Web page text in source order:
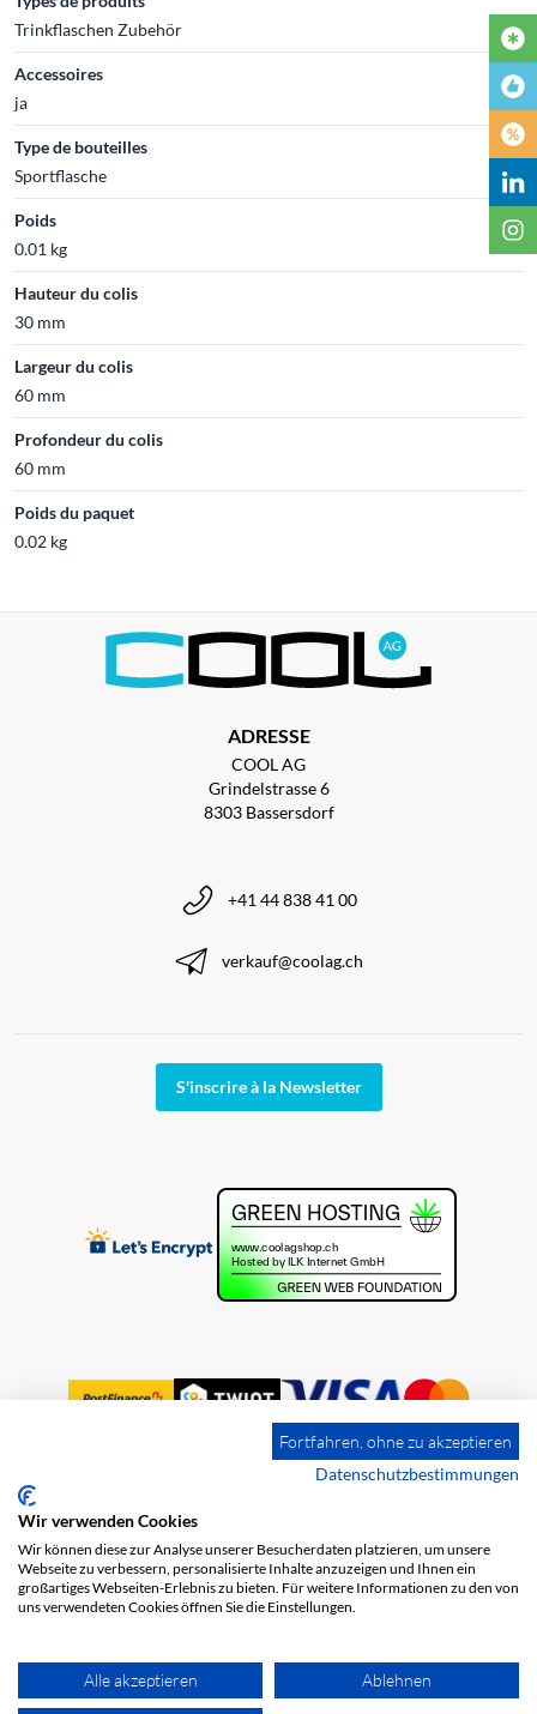
Trinkflaschen Zubehör
Accessoires
ja
Type de bouteilles
Sportflasche
Poids
0.01 kg
Hauteur du colis
30 mm
Largeur du colis
60 mm
Profondeur du colis
60 mm
Poids du paquet
0.02 kg
ADRESSE
COOL AG
Grindelstrasse 6
8303 Bassersdorf
+41 44 838 41 00
verkauf@coolag.ch
S'inscrire à la Newsletter
Impression
Protection des données
Fortfahren, ohne zu akzeptieren
Datenschutzbestimmungen
Wir verwenden Cookies
Wir können diese zur Analyse unserer Besucherdaten platzieren, um unsere
Webseite zu verbessern, personalisierte Inhalte anzuzeigen und Ihnen ein
großartiges Webseiten-Erlebnis zu bieten. Für weitere Informationen zu den von
uns verwendeten Cookies öffnen Sie die Einstellungen.
Alle akzeptieren Ablehnen